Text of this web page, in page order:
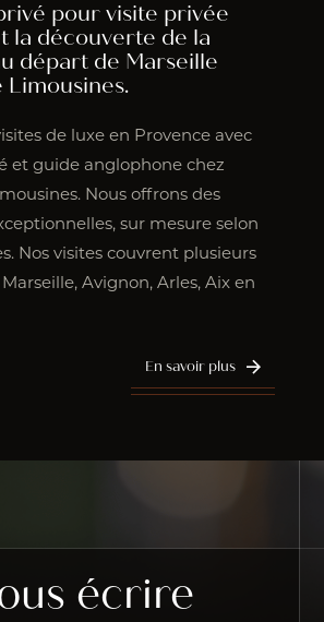
pour visite privée
la découverte de la
départ de Marseille
Limousines.
de luxe en Provence avec
et guide anglophone chez
Nous offrons des
sur mesure selon
Nos visites couvrent plusieurs
Avignon, Arles, Aix en
En savoir plus
écrire